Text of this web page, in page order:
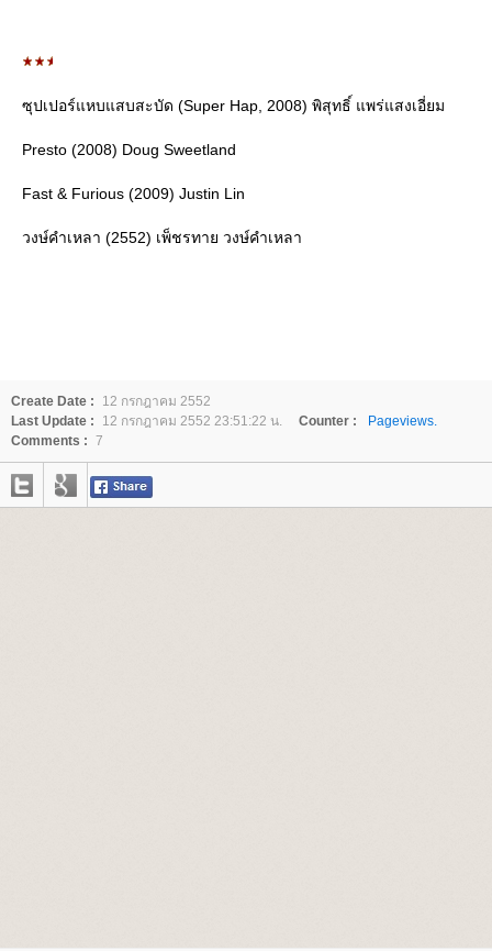
ซุปเปอร์แหบแสบสะบัด (Super Hap, 2008) พิสุทธิ์ แพร่แสงเอี่ยม
Presto (2008) Doug Sweetland
Fast & Furious (2009) Justin Lin
วงษ์คำเหลา (2552) เพ็ชรทาย วงษ์คำเหลา
Create Date :
12 กรกฎาคม 2552
Last Update :
12 กรกฎาคม 2552 23:51:22 น. Counter :
Pageviews.
Comments : 7